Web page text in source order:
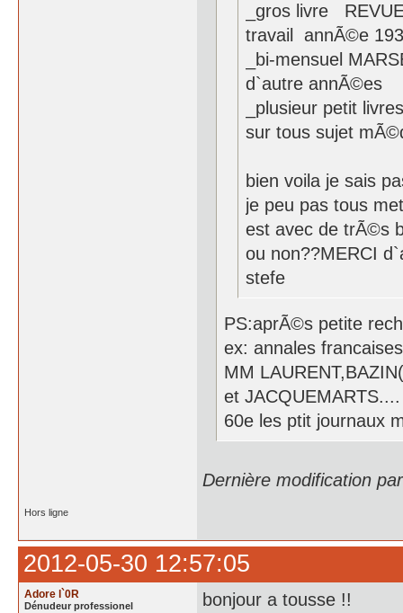
_gros livre
travail annÃ©e
_bi-mensuel
d`autre annÃ©es
_plusieur petit
sur tous sujet
bien voila je sais
je peu pas tous
est avec de trÃ©s
ou non??MERCI
stefe
PS:aprÃ©s petite
ex: annales
MM
et
60e les ptit journaux
Dernière modification
Hors ligne
2012-05-30 12:57:05
Adore l`0R
Dénudeur professionel
bonjour a tousse !!